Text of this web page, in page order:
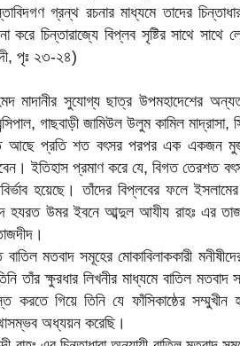
গ্রন্থ রচনার মাধ্যমে তাদের
করে চিন্তারাজ্যে বিপ্লব সৃষ্টির সাথে
পৃঃ ২৩-২৪)
মাদানীর সুযোগ্য ছাত্র উপমহাদেশের
গাছবাড়ী জামিউল উলুম কামিল মাদ্রাসা,
আছে প্রতি শত বৎসর পরপর এক একজন
ইতিহাস প্রমাণ করে যে, বিগত তেরশত
হয়েছে। তাঁদের বিপ্লবের ফলে
হযরত উমর ইবনে আব্দুল আযীয রাহঃ এর
বাতিল মতবাদ সমূহের মোকাবিলাককারী
তাঁর ক্ষুরধার লিখনীর মাধ্যমে বাতিল মতবাদ
করতে গিয়ে তিনি যে ফাঁসিকাষ্ঠের
অধ্যয়ন করেছি।